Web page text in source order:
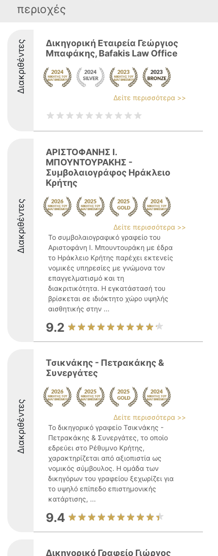
περιοχές
Διακριθέντες
Δικηγορική Εταιρεία Γεώργιος
Μπαφάκης, Bafakis Law Office
Δείτε περισσότερα >>
Διακριθέντες
ΑΡΙΣΤΟΦΑΝΗΣ Ι.
ΜΠΟΥΝΤΟΥΡΑΚΗΣ -
Συμβολαιογράφος Ηράκλειο
Κρήτης
Δείτε περισσότερα >>
Το συμβολαιογραφικό γραφείο του
Αριστοφάνη Ι. Μπουντουράκη με έδρα
το Ηράκλειο Κρήτης παρέχει εκτενείς
νομικές υπηρεσίες με γνώμονα τον
επαγγελματισμό και τη
διακριτικότητα. Η εγκατάστασή του
βρίσκεται σε ιδιόκτητο χώρο υψηλής
αισθητικής στην ...
9.2
Διακριθέντες
Τσικνάκης - Πετρακάκης &
Συνεργάτες
Δείτε περισσότερα >>
Το δικηγορικό γραφείο Τσικνάκης -
Πετρακάκης & Συνεργάτες, το οποίο
εδρεύει στο Ρέθυμνο Κρήτης,
χαρακτηρίζεται από αξιοπιστία ως
νομικός σύμβουλος. Η ομάδα των
δικηγόρων του γραφείου ξεχωρίζει για
το υψηλό επίπεδο επιστημονικής
κατάρτισης, ...
9.4
Δικηγορικό Γραφείο Γιώργος